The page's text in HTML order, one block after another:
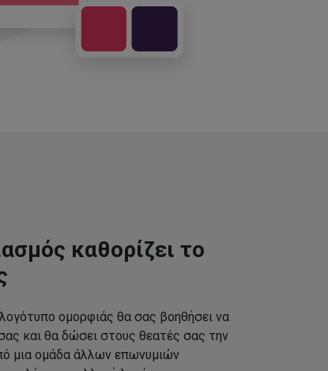
καθορίζει το
ομορφιάς θα σας βοηθήσει να
και θα δώσει στους θεατές σας την
μια ομάδα άλλων επωνυμιών